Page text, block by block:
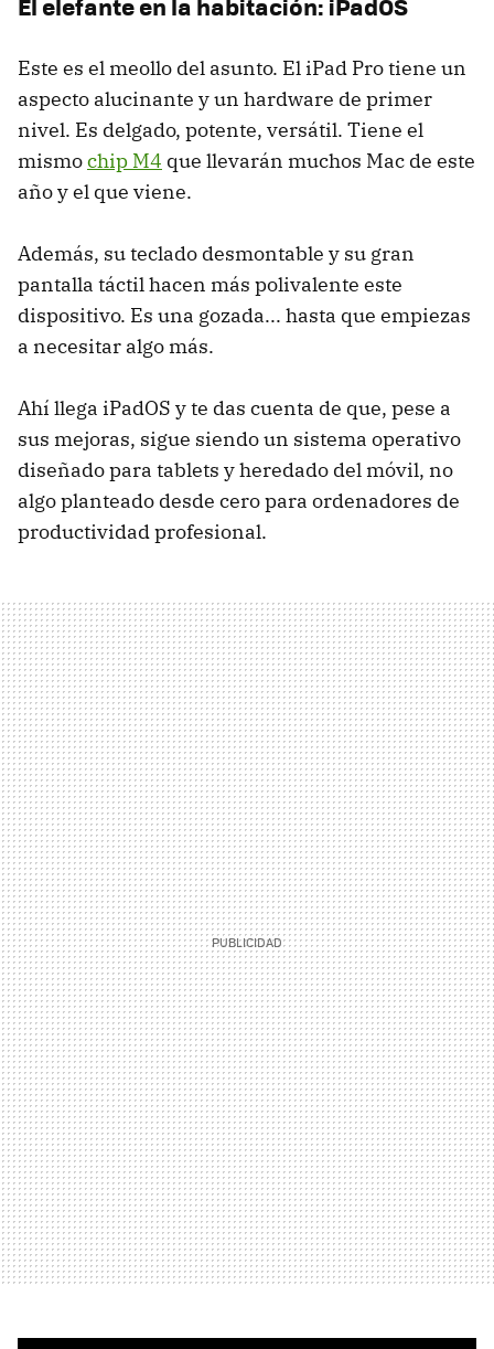
Este es el meollo del asunto. El iPad Pro tiene un
aspecto alucinante y un hardware de primer
nivel. Es delgado, potente, versátil. Tiene el
mismochip M4 que llevarán muchos Mac de este
año y el que viene.
Además, su teclado desmontable y su gran
pantalla táctil hacen más polivalente este
dispositivo. Es una gozada... hasta que empiezas
a necesitar algo más.
Ahí llega iPadOS y te das cuenta de que, pese a
sus mejoras, sigue siendo un sistema operativo
diseñado para tablets y heredado del móvil, no
algo planteado desde cero para ordenadores de
productividad profesional.